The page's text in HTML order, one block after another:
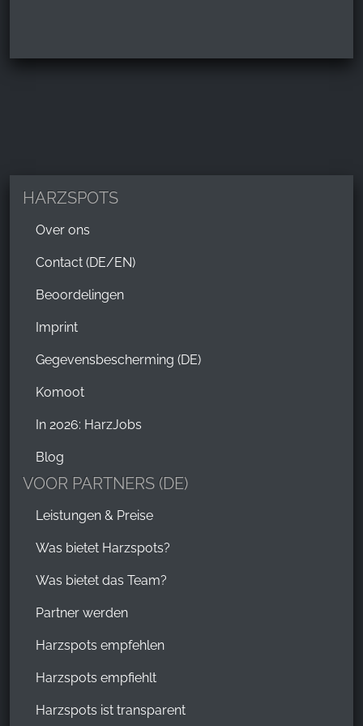
HARZSPOTS
Over ons
Contact (DE/EN)
Beoordelingen
Imprint
Gegevensbescherming (DE)
Komoot
In 2026: HarzJobs
Blog
VOOR PARTNERS (DE)
Leistungen & Preise
Was bietet Harzspots?
Was bietet das Team?
Partner werden
Harzspots empfehlen
Harzspots empfiehlt
Harzspots ist transparent